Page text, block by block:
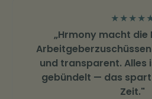
★ ★ ★ ★
„Hrmony macht die
und transparent. Alles
gebündelt — das
Zeit."